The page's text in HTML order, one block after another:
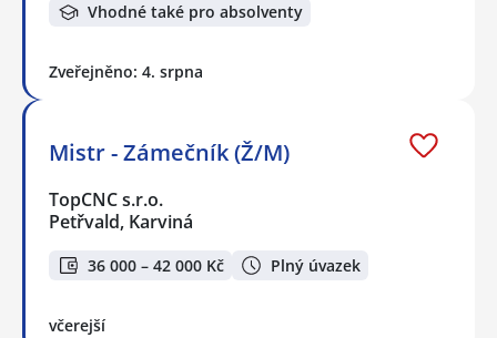
Vhodné také pro absolventy
Zveřejněno: 4. srpna
Mistr - Zámečník (Ž/M)
TopCNC s.r.o.
Petřvald, Karviná
36 000 – 42 000 Kč Plný úvazek
včerejší